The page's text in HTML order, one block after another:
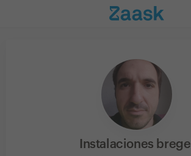
Instalaciones bregel